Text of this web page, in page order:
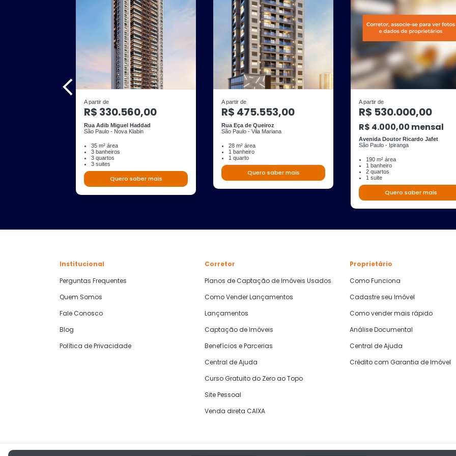
A partir de
R$ 330.560,00
Rua Adib Miguel Haddad
São Paulo - Nova Klabin
35 m² área
3 banheiros
3 quartos
3 suites
Quero saber mais
A partir de
R$ 475.553,00
Rua Eça de Queiroz
São Paulo - Vila Mariana
28 m² área
1 banheiro
1 quarto
Quero saber mais
A partir de
R$ 530.000,00
R$ 4.000,00 mensal
Avenida Doutor Ricardo Jafet
São Paulo - Ipiranga
190 m² área
1 banheiro
2 quartos
1 suite
Quero saber mais
Institucional
Perguntas Frequentes
Quem Somos
Fale Conosco
Blog
Política de Privacidade
Corretor
Planos de Captação de Imóveis Usados
Como Vender Lançamentos
Lançamentos
Captação de Imóveis
Benefícios e Parcerias
Central de Ajuda
Curso Gratuito do Zero ao Topo
Site Pessoal
Venda direta CAIXA
Proprietário
Como Funciona
Cadastre seu Imóvel
Como vender mais rápido
Análise Documental
Central de Ajuda
Crédito com Garantia de Imóvel